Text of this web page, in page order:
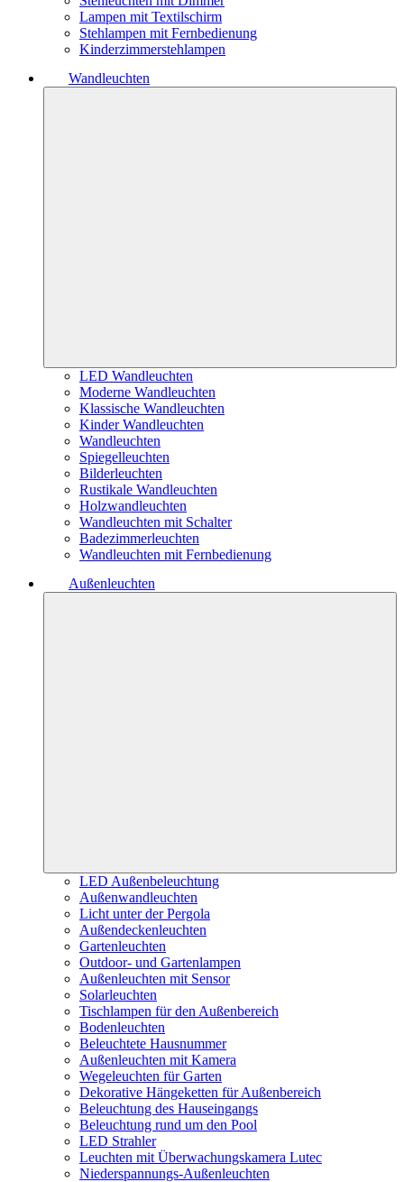
Lampen mit Textilschirm
Stehlampen mit Fernbedienung
Kinderzimmerstehlampen
Wandleuchten
LED Wandleuchten
Moderne Wandleuchten
Klassische Wandleuchten
Kinder Wandleuchten
Wandleuchten
Spiegelleuchten
Bilderleuchten
Rustikale Wandleuchten
Holzwandleuchten
Wandleuchten mit Schalter
Badezimmerleuchten
Wandleuchten mit Fernbedienung
Außenleuchten
LED Außenbeleuchtung
Außenwandleuchten
Licht unter der Pergola
Außendeckenleuchten
Gartenleuchten
Outdoor- und Gartenlampen
Außenleuchten mit Sensor
Solarleuchten
Tischlampen für den Außenbereich
Bodenleuchten
Beleuchtete Hausnummer
Außenleuchten mit Kamera
Wegeleuchten für Garten
Dekorative Hängeketten für Außenbereich
Beleuchtung des Hauseingangs
Beleuchtung rund um den Pool
LED Strahler
Leuchten mit Überwachungskamera Lutec
Niederspannungs-Außenleuchten